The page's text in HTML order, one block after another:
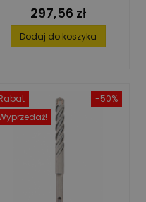
Cena
297,56 zł
Dodaj do koszyka
-50%